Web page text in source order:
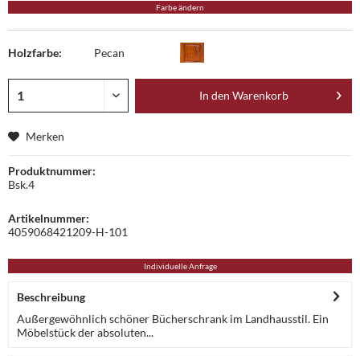
Farbe ändern
Holzfarbe: Pecan
In den Warenkorb
Merken
Produktnummer:
Bsk.4
Artikelnummer:
4059068421209-H-101
Individuelle Anfrage
Beschreibung
Außergewöhnlich schöner Bücherschrank im Landhausstil. Ein
Möbelstück der absoluten...